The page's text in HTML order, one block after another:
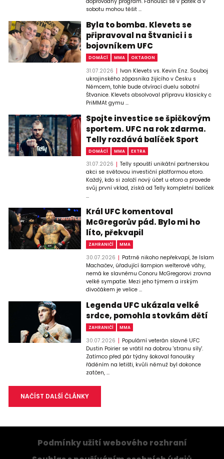
sobotu mohou těšit ...
Byla to bomba. Klevets se
připravoval na Štvanici i s
bojovníkem UFC
DOMÁCÍ MMA OKTAGON
31.07.2026
Ivan Klevets vs. Kevin Enz. Souboj
ukrajinského zápasníka žijícího v Česku s
Němcem, tohle bude otvírací duelu sobotní
Štvanice. Klevets absolvoval přípravu klasicky c
PriMMAt gymu ...
Spojte investice se špičkovým
sportem. UFC na rok zdarma.
Telly rozdává balíček Sport
DOMÁCÍ MMA EXTRA
31.07.2026
Telly spouští unikátní partnerskou
akci se světovou investiční platformou etoro.
Každý, kdo si založí nový účet u etoro a provede
svůj první vklad, získá od Telly kompletní balíček
...
Král UFC komentoval
McGregorův pád. Bylo mi ho
líto, překvapil
ZAHRANIČÍ MMA
30.07.2026
Patrně nikoho nepřekvapí, že Islam
Machačev, úřadující šampion welterové váhy,
nemá ke slavnému Conoru McGregorovi zrovna
velké sympatie. Mezi jeho týmem a irským
divočákem je velice ...
Legenda UFC ukázala velké
srdce, pomohla stovkám dětí
ZAHRANIČÍ MMA
30.07.2026
Populární veterán slavné UFC
Dustin Poirier se vrátil na dobrou 'stranu síly'.
Zatímco před pár týdny šokoval fanoušky
řáděním na letišti, kvůli němuž byl dokonce
zatčen, ...
NAČÍST DALŠÍ ČLÁNKY
Podmínky užití webového rozhraní